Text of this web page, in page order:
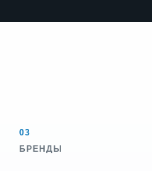
03
БРЕНДЫ